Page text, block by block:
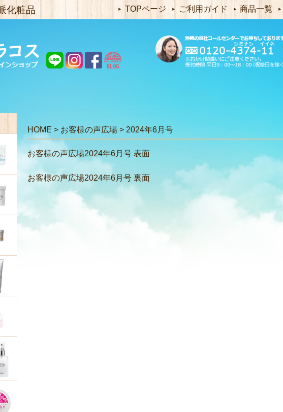
化粧品 TOPページ ご利用ガイド 商品一覧
HOME > お客様の声広場 > 2024年6月号
お客様の声広場2024年6月号 表面
お客様の声広場2024年6月号 裏面